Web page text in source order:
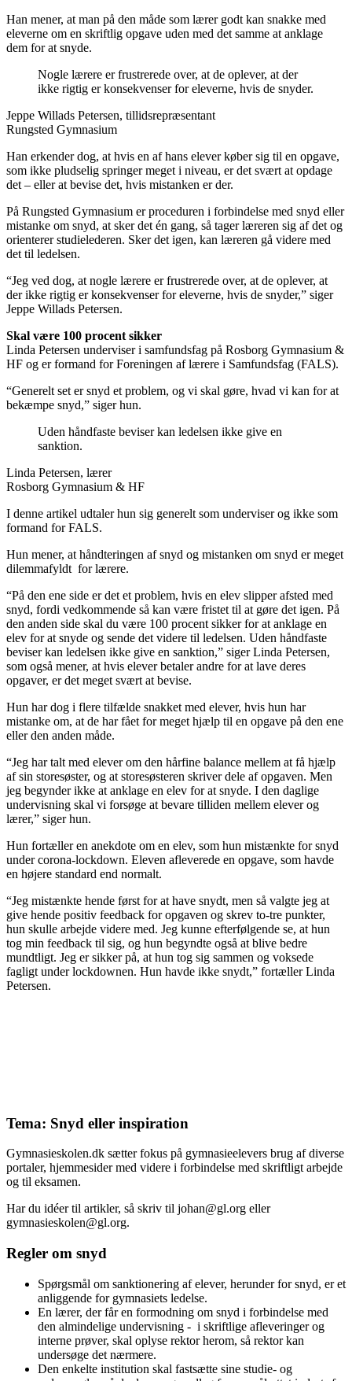
Han mener, at man på den måde som lærer godt kan snakke med
eleverne om en skriftlig opgave uden med det samme at anklage
dem for at snyde.
Nogle lærere er frustrerede over, at de oplever, at der
ikke rigtig er konsekvenser for eleverne, hvis de snyder.
Jeppe Willads Petersen, tillidsrepræsentant
Rungsted Gymnasium
Han erkender dog, at hvis en af hans elever køber sig til en opgave,
som ikke pludselig springer meget i niveau, er det svært at opdage
det – eller at bevise det, hvis mistanken er der.
På Rungsted Gymnasium er proceduren i forbindelse med snyd eller
mistanke om snyd, at sker det én gang, så tager læreren sig af det og
orienterer studielederen. Sker det igen, kan læreren gå videre med
det til ledelsen.
“Jeg ved dog, at nogle lærere er frustrerede over, at de oplever, at
der ikke rigtig er konsekvenser for eleverne, hvis de snyder,” siger
Jeppe Willads Petersen.
Skal være 100 procent sikker
Linda Petersen ​​underviser i samfundsfag på Rosborg Gymnasium &
HF og er formand for Foreningen af lærere i Samfundsfag (​FALS).
“Generelt set er snyd et problem, og vi skal gøre, hvad vi kan for at
bekæmpe snyd,” siger hun.
Uden håndfaste beviser kan ledelsen ikke give en
sanktion.
Linda Petersen, lærer
Rosborg Gymnasium & HF
I denne artikel udtaler hun sig generelt som underviser og ikke som
formand for FALS.
Hun mener, at håndteringen af snyd og mistanken om snyd er meget
dilemmafyldt for lærere.
“På den ene side er det et problem, hvis en elev slipper afsted med
snyd, fordi vedkommende så kan være fristet til at gøre det igen. På
den anden side skal du være 100 procent sikker for at anklage en
elev for at snyde og sende det videre til ledelsen. Uden håndfaste
beviser kan ledelsen ikke give en sanktion,” siger Linda Petersen,
som også mener, at hvis elever betaler andre for at lave deres
opgaver, er det meget svært at bevise.
Hun har dog i flere tilfælde snakket med elever, hvis hun har
mistanke om, at de har fået for meget hjælp til en opgave på den ene
eller den anden måde.
“Jeg har talt med elever om den hårfine balance mellem at få hjælp
af sin storesøster, og at storesøsteren skriver dele af opgaven. Men
jeg begynder ikke at anklage en elev for at snyde. I den daglige
undervisning skal vi forsøge at bevare tilliden mellem elever og
lærer,” siger hun.
Hun fortæller en anekdote om en elev, som hun mistænkte for snyd
under corona-lockdown. Eleven afleverede en opgave, som havde
en højere standard end normalt.
“Jeg mistænkte hende først for at have snydt, men så valgte jeg at
give hende positiv feedback for opgaven og skrev to-tre punkter,
hun skulle arbejde videre med. Jeg kunne efterfølgende se, at hun
tog min feedback til sig, og hun begyndte også at blive bedre
mundtligt. Jeg er sikker på, at hun tog sig sammen og voksede
fagligt under lockdownen. Hun havde ikke snydt,” fortæller Linda
Petersen.
Tema: Snyd eller inspiration
Gymnasieskolen.dk sætter fokus på gymnasieelevers brug af diverse
portaler, hjemmesider med videre i forbindelse med skriftligt arbejde
og til eksamen.
Har du idéer til artikler, så skriv til johan@gl.org eller
gymnasieskolen@gl.org.
Regler om snyd
Spørgsmål om sanktionering af elever, herunder for snyd, er et
anliggende for gymnasiets ledelse.
En lærer, der får en formodning om snyd i forbindelse med
den almindelige undervisning - i skriftlige afleveringer og
interne prøver, skal oplyse rektor herom, så rektor kan
undersøge det nærmere.
Den enkelte institution skal fastsætte sine studie- og